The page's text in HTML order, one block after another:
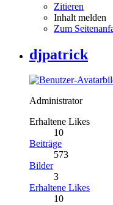
Zitieren
Inhalt melden
Zum
djpatrick
Administrator
Erhaltene Likes
10
Beiträge
573
Bilder
3
Erhaltene Likes
10